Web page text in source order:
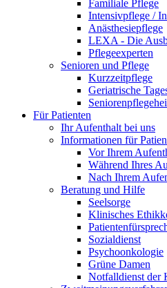
Familiale Pflege
Intensivpflege /
Anästhesiepflege
LEXA - Die
Pflegeexperten
Senioren und Pflege
Kurzzeitpflege
Geriatrische
Für Patienten
Ihr Aufenthalt bei uns
Informationen für
Vor Ihrem
Während Ihres
Nach Ihrem
Beratung und Hilfe
Seelsorge
Klinisches
Sozialdienst
Psychoonkologie
Grüne Damen
Notfalldienst der